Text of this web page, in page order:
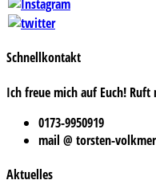
Schnellkontakt
Ich freue mich auf Euch! Ruft
0173-9950919
mail @ torsten-
Aktuelles